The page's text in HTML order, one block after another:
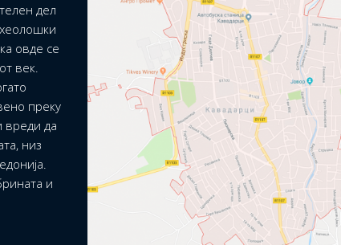
дел
овде се
век.
преку
вреди да
низ
и